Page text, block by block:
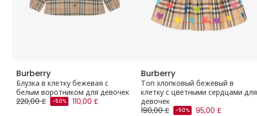
Burberry
Блузка в клетку бежевая с
белым воротником для девочек
220,00 £
-50% 110,00 £
Burberry
Топ хлопковый бежевый в
клетку с цветными сердцами для
девочек
190,00 £
-50% 95,00 £